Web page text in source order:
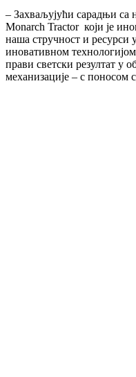
– Захваљујући сарадњи
Monarch Tractor који је
наша стручност и
иновативном
прави светски резултат у
механизације – с поносом